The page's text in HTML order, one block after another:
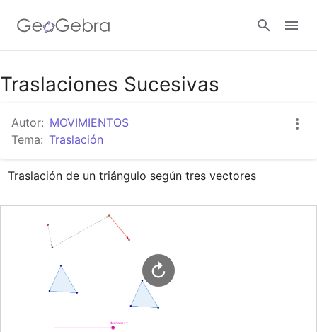
Google Classroom
GeoGebra Classroom
Abrir sesión
Traslaciones Sucesivas
Autor: MOVIMIENTOS
Tema: Traslación
Traslación de un triángulo según tres vectores